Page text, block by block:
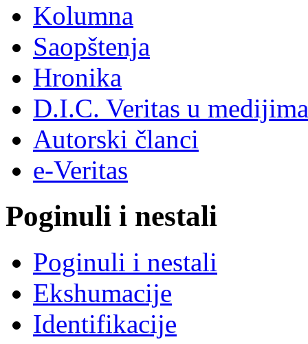
Kolumna
Saopštenja
Hronika
D.I.C. Veritas u medijima
Autorski članci
e-Veritas
Poginuli i nestali
Poginuli i nestali
Ekshumacije
Identifikacije